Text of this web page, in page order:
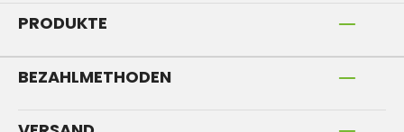
PRODUKTE
BEZAHLMETHODEN